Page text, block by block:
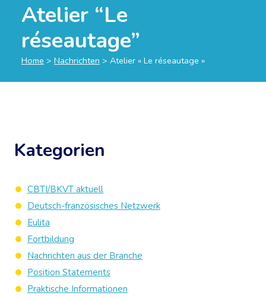
Atelier “Le
réseautage”
Home > Nachrichten > Atelier « Le réseautage »
Kategorien
CBTI/BKVT aktuell
Deutsch-französisches Netzwerk
Eulita
Fortbildung
Nachrichten aus der Branche
Position Statements
Praktische Informationen